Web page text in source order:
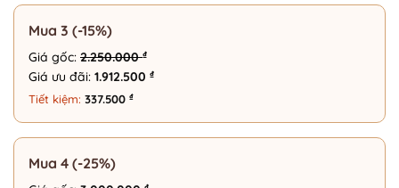
Mua 3 (-15%)
Giá gốc: 2.250.000₫
Giá ưu đãi: 1.912.500 ₫
Tiết kiệm: 337.500 ₫
Mua 4 (-25%)